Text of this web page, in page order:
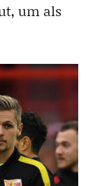
um als